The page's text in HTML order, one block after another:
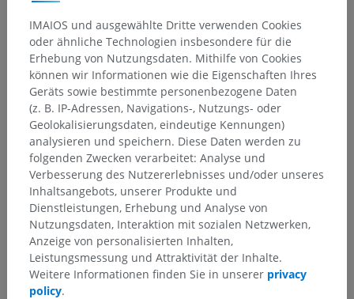
IMAIOS und ausgewählte Dritte verwenden Cookies
oder ähnliche Technologien insbesondere für die
Erhebung von Nutzungsdaten. Mithilfe von Cookies
können wir Informationen wie die Eigenschaften Ihres
Geräts sowie bestimmte personenbezogene Daten
(z. B. IP-Adressen, Navigations-, Nutzungs- oder
Geolokalisierungsdaten, eindeutige Kennungen)
analysieren und speichern. Diese Daten werden zu
folgenden Zwecken verarbeitet: Analyse und
Verbesserung des Nutzererlebnisses und/oder unseres
Inhaltsangebots, unserer Produkte und
Dienstleistungen, Erhebung und Analyse von
Nutzungsdaten, Interaktion mit sozialen Netzwerken,
Anzeige von personalisierten Inhalten,
Leistungsmessung und Attraktivität der Inhalte.
Weitere Informationen finden Sie in unserer privacy
policy.